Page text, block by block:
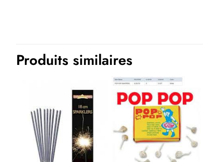
Produits similaires